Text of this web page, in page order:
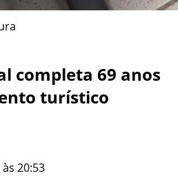
completa 69 anos
turístico
20:53